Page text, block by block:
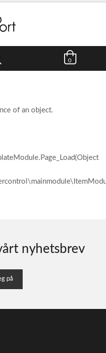
0
of an object.
nyhetsbrev
på